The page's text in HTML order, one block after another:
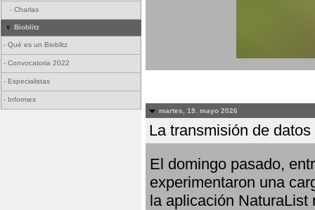
- Charlas
Bioblitz
- Qué es un Bioblitz
- Convocatoria 2022
- Especialistas
- Informes
martes, 19. mayo 2026
La transmisión de
El domingo pasado,
experimentaron una
la aplicación NaturaList